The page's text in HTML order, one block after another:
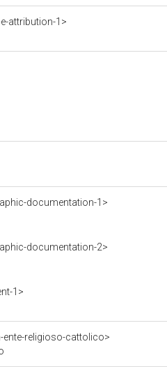
attribution-1>
documentation-1>
documentation-2>
1>
religioso-cattolico>